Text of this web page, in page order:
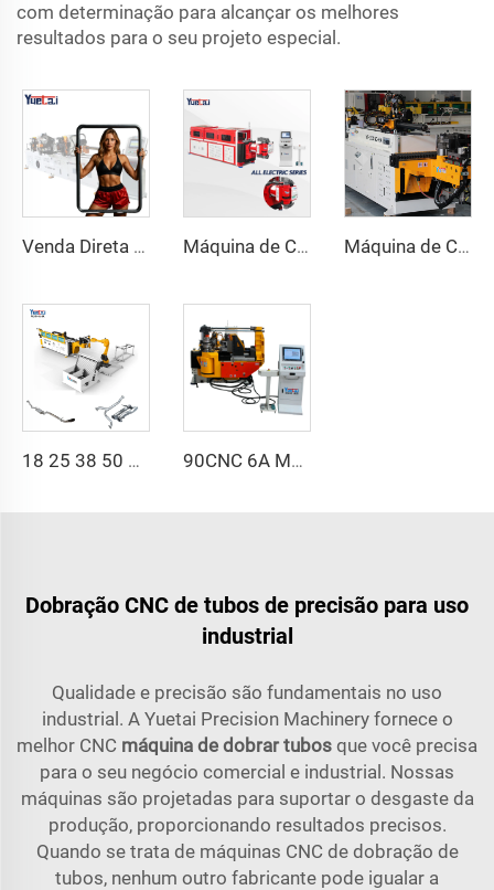
com determinação para alcançar os melhores
resultados para o seu projeto especial.
Venda Direta de Fábrica Dobra de Cabeça Dupla Automática Hidráulica Dobra de Tubo em Aço Carbono Máquina de Dobrar Tubos e Tubos Máquina de Curvar Tubos de Série CNC Automática Totalmente Elétrica Rotativa Bidirecional para Tubos de Aço e Metal Máquina de Curvatura de Tubos CNC Automática com Braços Duplos Sistema de Conformação Bidirecional Simultânea para Canos de Escapamento e Corrimãos
18 25 38 50 CNC 4A 2S Máquina de Curvir Tubos Automática e Máquinas de Curvir Tubos de Aço Preço com Empurrão 1 Polegada 2 Polegadas 3 Polegadas Linha 90CNC 6A MS Máquina de Curvar Tubos CNC Ferro Tubulação Quadrada com Motor para Alumínio e Aço Inoxidável Tubos de Cobre
Dobração CNC de tubos de precisão para uso
industrial
Qualidade e precisão são fundamentais no uso
industrial. A Yuetai Precision Machinery fornece o
melhor CNC máquina de dobrar tubos que você precisa
para o seu negócio comercial e industrial. Nossas
máquinas são projetadas para suportar o desgaste da
produção, proporcionando resultados precisos.
Quando se trata de máquinas CNC de dobração de
tubos, nenhum outro fabricante pode igualar a